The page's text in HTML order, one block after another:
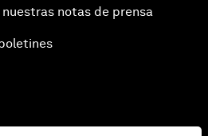
notas de prensa